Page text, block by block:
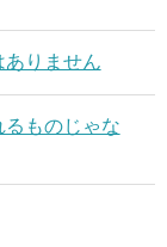
りません
ものじゃな